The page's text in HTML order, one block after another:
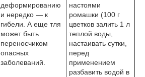
деформированию
и нередко — к
гибели. А еще тля
может быть
переносчиком
опасных
заболеваний.
настоями
ромашки (100 г
цветков залить 1 л
теплой воды,
настаивать сутки,
перед
применением
разбавить водой в